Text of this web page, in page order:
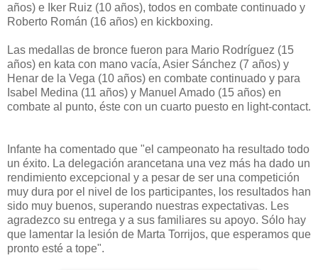
años) e Iker Ruiz (10 años), todos en combate continuado y
Roberto Román (16 años) en kickboxing.
Las medallas de bronce fueron para Mario Rodríguez (15
años) en kata con mano vacía, Asier Sánchez (7 años) y
Henar de la Vega (10 años) en combate continuado y para
Isabel Medina (11 años) y Manuel Amado (15 años) en
combate al punto, éste con un cuarto puesto en light-contact.
Infante ha comentado que "el campeonato ha resultado todo
un éxito. La delegación arancetana una vez más ha dado un
rendimiento excepcional y a pesar de ser una competición
muy dura por el nivel de los participantes, los resultados han
sido muy buenos, superando nuestras expectativas. Les
agradezco su entrega y a sus familiares su apoyo. Sólo hay
que lamentar la lesión de Marta Torrijos, que esperamos que
pronto esté a tope".